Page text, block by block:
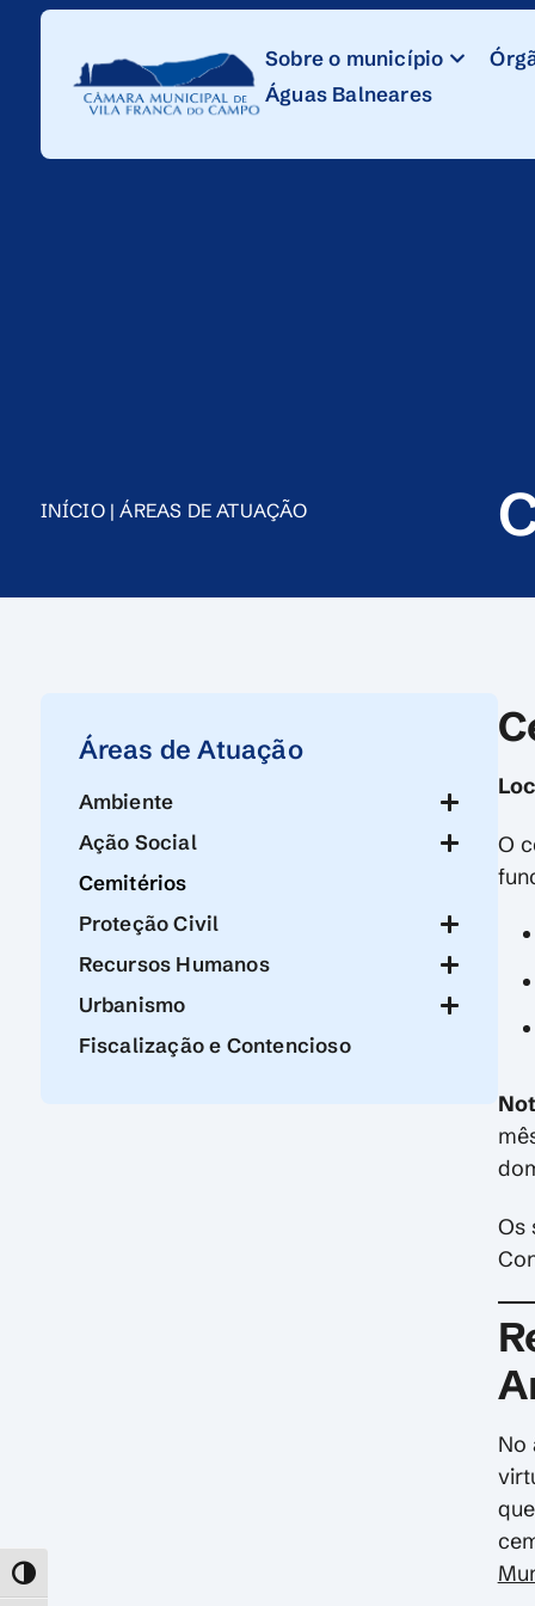
Skip
Content
TOGGLE HIGH CONTRAST
Sobre o município
Águas Balneares
INÍCIO|ÁREAS DE ATUAÇÃO
Áreas de Atuação
Ambiente
Ação Social
Cemitérios
Proteção Civil
Recursos Humanos
Urbanismo
Fiscalização e Contencioso
O
Os
No